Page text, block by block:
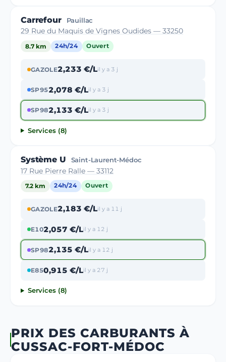
Carrefour Pauillac
29 Rue du Maquis de Vignes Oudides — 33250
8.7 km 24h/24 Ouvert
GAZOLE2,233 €/Lil y a 3 j
SP952,078 €/Lil y a 3 j
SP982,133 €/Lil y a 3 j
Services (8)
Système U Saint-Laurent-Médoc
17 Rue Pierre Ralle — 33112
7.2 km 24h/24 Ouvert
GAZOLE2,183 €/Lil y a 11 j
E102,057 €/Lil y a 12 j
SP982,135 €/Lil y a 12 j
E850,915 €/Lil y a 27 j
Services (8)
PRIX DES CARBURANTS À
CUSSAC-FORT-MÉDOC